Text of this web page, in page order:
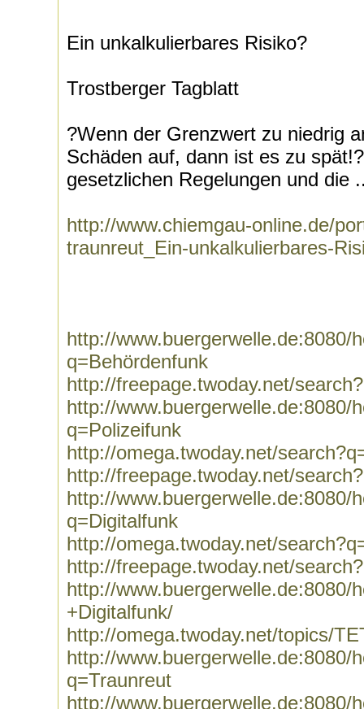
Ein unkalkulierbares Risiko?
Trostberger Tagblatt
?Wenn der Grenzwert zu niedrig
Schäden auf, dann ist es zu
gesetzlichen Regelungen und die
http://www.chiemgau-online.de/
traunreut_Ein-unkalkulierbares-
http://www.buergerwelle.de:8080/
q=Behördenfunk
http://freepage.twoday.net/
http://www.buergerwelle.de:8080/
q=Polizeifunk
http://omega.twoday.net/
http://freepage.twoday.net/
http://www.buergerwelle.de:8080/
q=Digitalfunk
http://omega.twoday.net/
http://freepage.twoday.net/
http://
+Digitalfunk/
http://omega.twoday.net/topics/
http://www.buergerwelle.de:8080/
q=Traunreut
http://www.buergerwelle.de:8080/